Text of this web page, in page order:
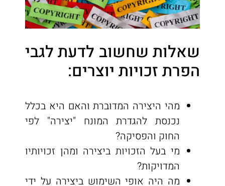
שאלות שחשוב לדעת לגבי
הפרת זכויות יוצרים:
מהי היצירה המדוברת והאם היא בכלל
נכנסת להגדרת המונח "יצירה" לפי
החוק והפסיקה?
מי בעל הזכויות ביצירה ומהן זכויותיו
המדויקות?
מה היה אופי השימוש ביצירה על ידי